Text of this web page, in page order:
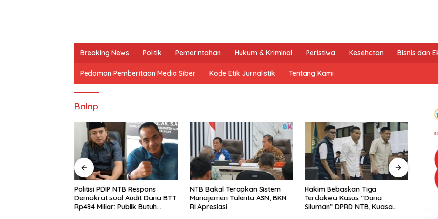
Breaking News Politik Pemerintahan Hukum & Kriminal Peristiwa Kesehatan Bisnis dan
Pedoman Pemberitaan Media Siber Kode Etik Jurnalistik Tentang Kami
Balap
Politisi PDIP NTB Respons
Demokrat soal Audit Dana BTT
Rp484 Miliar: Publik Butuh
NTB Bakal Terapkan Sistem
Manajemen Talenta ASN, BKN
RI Apresiasi
Hakim Bebaskan Tiga
Terdakwa Kasus “Dana
Siluman” DPRD NTB, Kuasa
Tak